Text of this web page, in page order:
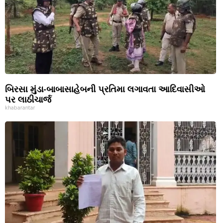
બિરસા મુંડા-બાબાસાહેબની પ્રતિમા લગાવતા આદિવાસીઓ
પર લાઠીચાર્જ
khabarantar